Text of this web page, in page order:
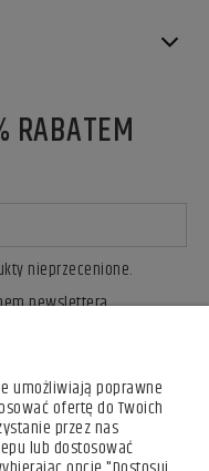
RABATEM
nieprzecenione.
newslettera.
umożliwiają poprawne
ofertę do Twoich
przez nas
lub dostosować